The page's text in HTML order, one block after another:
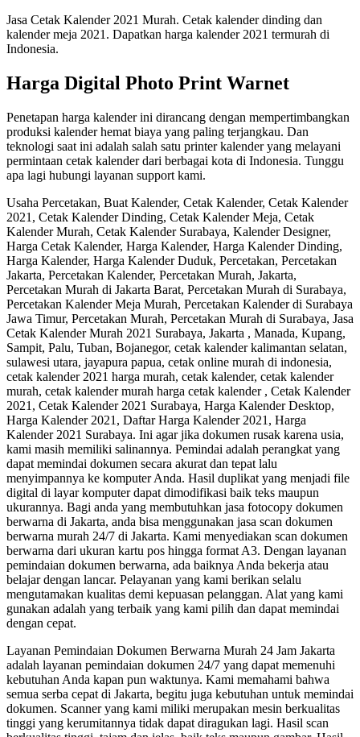
Jasa Cetak Kalender 2021 Murah. Cetak kalender dinding dan
kalender meja 2021. Dapatkan harga kalender 2021 termurah di
Indonesia.
Harga Digital Photo Print Warnet
Penetapan harga kalender ini dirancang dengan mempertimbangkan
produksi kalender hemat biaya yang paling terjangkau. Dan
teknologi saat ini adalah salah satu printer kalender yang melayani
permintaan cetak kalender dari berbagai kota di Indonesia. Tunggu
apa lagi hubungi layanan support kami.
Usaha Percetakan, Buat Kalender, Cetak Kalender, Cetak Kalender
2021, Cetak Kalender Dinding, Cetak Kalender Meja, Cetak
Kalender Murah, Cetak Kalender Surabaya, Kalender Designer,
Harga Cetak Kalender, Harga Kalender, Harga Kalender Dinding,
Harga Kalender, Harga Kalender Duduk, Percetakan, Percetakan
Jakarta, Percetakan Kalender, Percetakan Murah, Jakarta,
Percetakan Murah di Jakarta Barat, Percetakan Murah di Surabaya,
Percetakan Kalender Meja Murah, Percetakan Kalender di Surabaya
Jawa Timur, Percetakan Murah, Percetakan Murah di Surabaya, Jasa
Cetak Kalender Murah 2021 Surabaya, Jakarta , Manada, Kupang,
Sampit, Palu, Tuban, Bojanegor, cetak kalender kalimantan selatan,
sulawesi utara, jayapura papua, cetak online murah di indonesia,
cetak kalender 2021 harga murah, cetak kalender, cetak kalender
murah, cetak kalender murah harga cetak kalender , Cetak Kalender
2021, Cetak Kalender 2021 Surabaya, Harga Kalender Desktop,
Harga Kalender 2021, Daftar Harga Kalender 2021, Harga
Kalender 2021 Surabaya. Ini agar jika dokumen rusak karena usia,
kami masih memiliki salinannya. Pemindai adalah perangkat yang
dapat memindai dokumen secara akurat dan tepat lalu
menyimpannya ke komputer Anda. Hasil duplikat yang menjadi file
digital di layar komputer dapat dimodifikasi baik teks maupun
ukurannya. Bagi anda yang membutuhkan jasa fotocopy dokumen
berwarna di Jakarta, anda bisa menggunakan jasa scan dokumen
berwarna murah 24/7 di Jakarta. Kami menyediakan scan dokumen
berwarna dari ukuran kartu pos hingga format A3. Dengan layanan
pemindaian dokumen berwarna, ada baiknya Anda bekerja atau
belajar dengan lancar. Pelayanan yang kami berikan selalu
mengutamakan kualitas demi kepuasan pelanggan. Alat yang kami
gunakan adalah yang terbaik yang kami pilih dan dapat memindai
dengan cepat.
Layanan Pemindaian Dokumen Berwarna Murah 24 Jam Jakarta
adalah layanan pemindaian dokumen 24/7 yang dapat memenuhi
kebutuhan Anda kapan pun waktunya. Kami memahami bahwa
semua serba cepat di Jakarta, begitu juga kebutuhan untuk memindai
dokumen. Scanner yang kami miliki merupakan mesin berkualitas
tinggi yang kerumitannya tidak dapat diragukan lagi. Hasil scan